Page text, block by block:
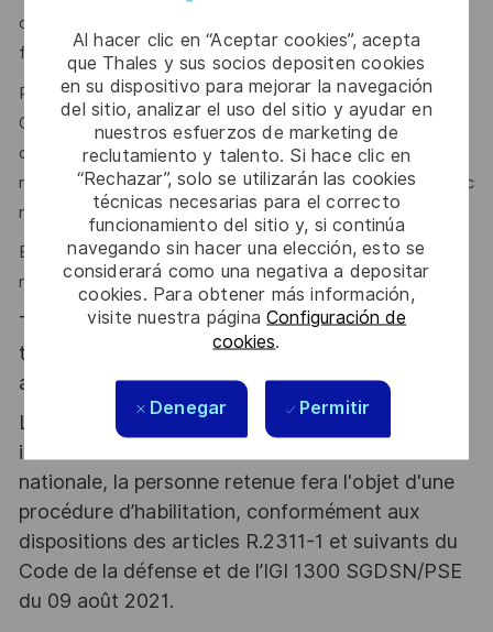
Al hacer clic en “Aceptar cookies”, acepta
que Thales y sus socios depositen cookies
en su dispositivo para mejorar la navegación
del sitio, analizar el uso del sitio y ayudar en
nuestros esfuerzos de marketing de
reclutamiento y talento. Si hace clic en
“Rechazar”, solo se utilizarán las cookies
técnicas necesarias para el correcto
funcionamiento del sitio y, si continúa
navegando sin hacer una elección, esto se
considerará como una negativa a depositar
cookies. Para obtener más información,
visite nuestra páginaConfiguración de
cookies.
Denegar Permitir
où le management de proximité et la bienveillance
favorisent l’épanouissement et la réussite de chacun.
Pour poursuivre notre développement sur le site de
Carquefou, nous recherchons les talents d'aujourd'hui et de
demain : professionnels passionnés, motivés, prêts à
relever les défis de nos secteurs d'activité et à grandir avec
nous.
Ensemble, grâce à votre expertise et votre engagement,
relevons les défis et construisons l’avenir !
Thales, entreprise Handi-Engagée, reconnait
tous les talents. La diversité est notre meilleur
atout. Postulez et rejoignez nous !
Le poste pouvant nécessiter d'accéder à des
informations relevant du secret de la défense
nationale, la personne retenue fera l'objet d'une
procédure d’habilitation, conformément aux
dispositions des articles R.2311-1 et suivants du
Code de la défense et de l’IGI 1300 SGDSN/PSE
du 09 août 2021.